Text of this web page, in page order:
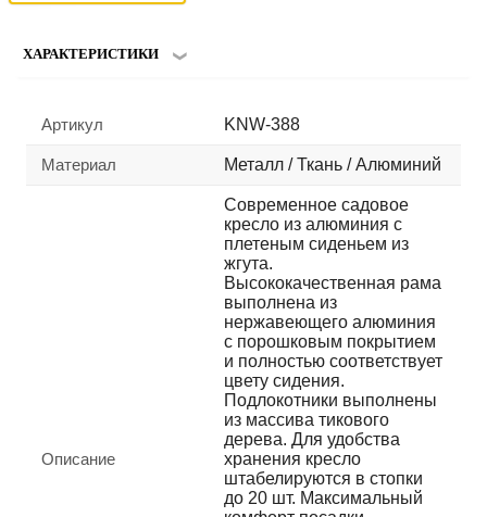
ХАРАКТЕРИСТИКИ
Артикул KNW-388
Материал Металл / Ткань / Алюминий
Описание
Современное садовое
кресло из алюминия с
плетеным сиденьем из
жгута.
Высококачественная рама
выполнена из
нержавеющего алюминия
с порошковым покрытием
и полностью соответствует
цвету сидения.
Подлокотники выполнены
из массива тикового
дерева. Для удобства
хранения кресло
штабелируются в стопки
до 20 шт. Максимальный